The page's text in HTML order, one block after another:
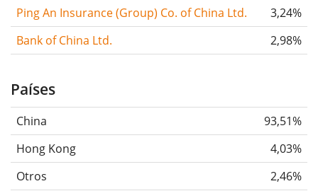
Ping An Insurance (Group) Co. of China Ltd.
3,24%
Bank of China Ltd.
2,98%
Países
China
93,51%
Hong Kong
4,03%
Otros
2,46%